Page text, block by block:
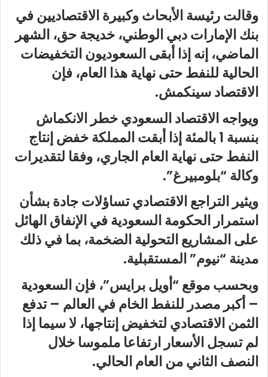
وقالت رئيسة الأبحاث وكبيرة الاقتصاديين في
بنك الإمارات دبي الوطني، خديجة حق، الشهر
الماضي، إنه إذا أبقى السعوديون التخفيضات
الحالية للنفط حتى نهاية هذا العام، فإن
الاقتصاد سينكمش.
ويواجه الاقتصاد السعودي خطر الانكماش
بنسبة 1 بالمئة إذا أبقت المملكة خفض إنتاج
النفط حتى نهاية العام الجاري، وفقا لتقديرات
وكالة “بلومبيرغ”.
ويثير التراجع الاقتصادي تساؤلات جادة بشأن
استمرار الحكومة السعودية في الإنفاق الهائل
على المشاريع التحولية الضخمة، بما في ذلك
مدينة “نيوم” المستقبلية.
وبحسب موقع “أويل برايس”، فإن السعودية
– أكبر مصدر للنفط الخام في العالم – تدفع
الثمن الاقتصادي لتخفيض إنتاجها، لا سيما إذا
لم تسجل الأسعار ارتفاعا ملموسا خلال
النصف الثاني من العام الحالي.